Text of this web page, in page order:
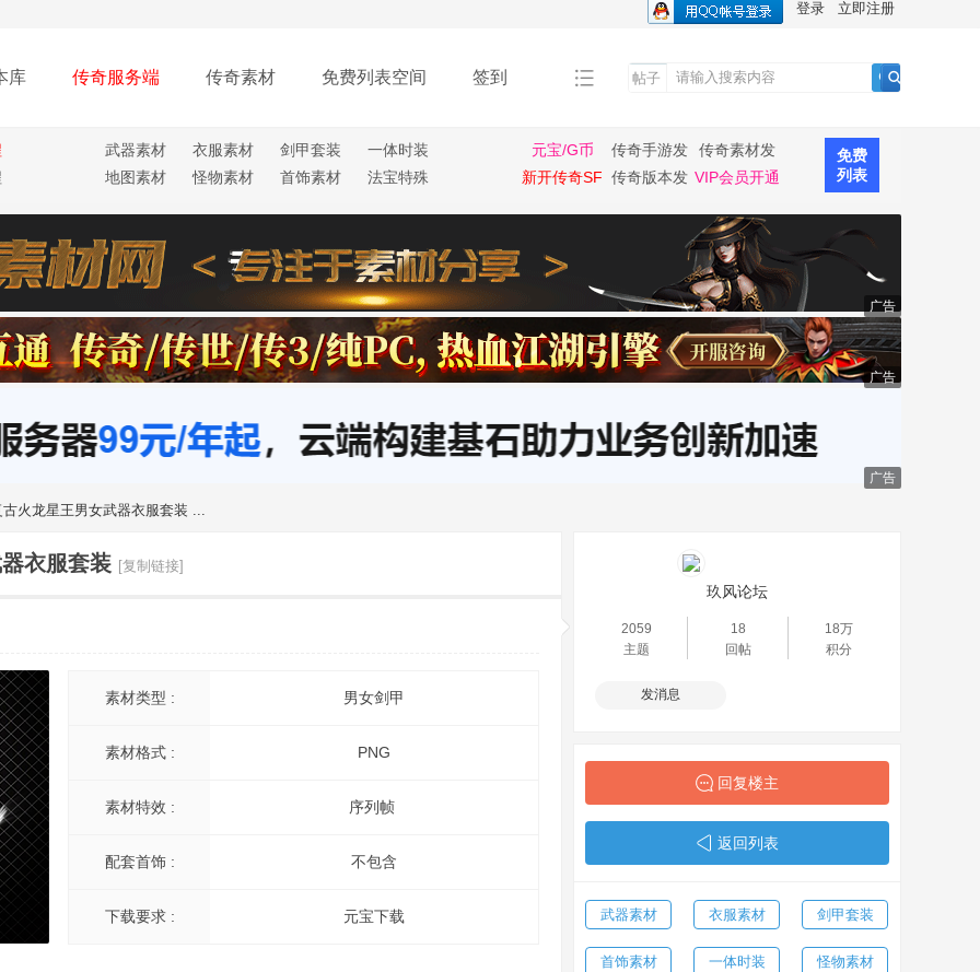
登录 立即注册
库 传奇服务端 传奇素材 免费列表空间 签到 帖子
武器素材 衣服素材 剑甲套装
一体时装
地图素材
怪物素材 首饰素材 法宝特殊
元宝/G币
传奇手游发
布
传奇素材发
布
新开传奇SF 传奇版本发 VIP会员开通
免费
列表
广告
广告
广告
火龙星王男女武器衣服套装 ...
衣服套装 [复制链接]
素材类型 : 男女剑甲
素材格式 : PNG
素材特效 : 序列帧
配套首饰 : 不包含
下载要求 : 元宝下载
玖风论坛
2059
主题
18
回帖
18万
积分
发消息
回复楼主
返回列表
武器素材 衣服素材 剑甲套装
首饰素材 一体时装 怪物素材